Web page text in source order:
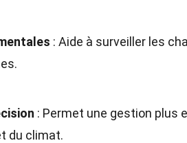
: Aide à surveiller les
: Permet une gestion plus
du climat.